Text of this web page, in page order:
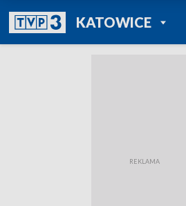
KATOWICEPOWRÓT DO
TVP REGIONY